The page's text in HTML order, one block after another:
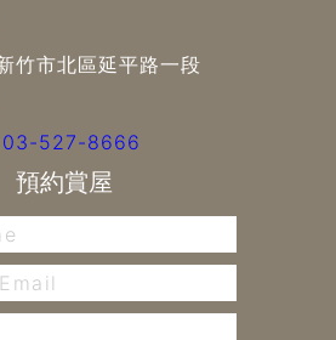
竹市北區延平路一段
03-527-8666
預約賞屋